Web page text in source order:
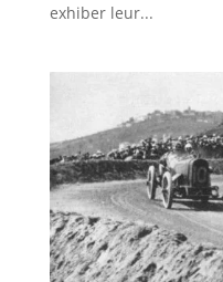
exhiber leur...